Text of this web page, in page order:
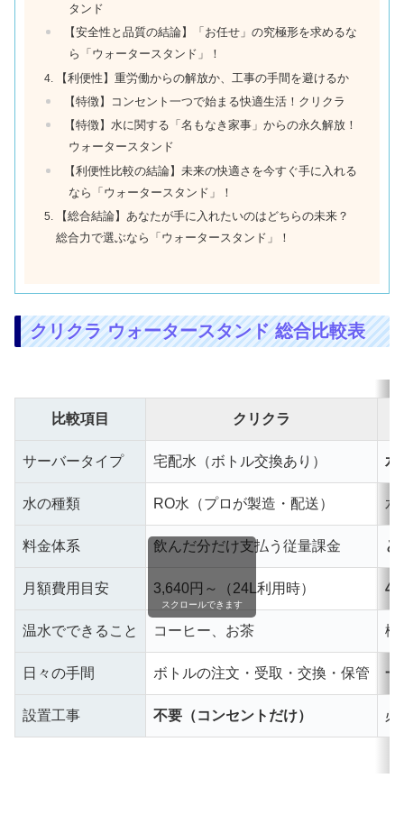
タンド
【安全性と品質の結論】「お任せ」の究極形を求めるな
ら「ウォータースタンド」！
【利便性】重労働からの解放か、工事の手間を避けるか
【特徴】コンセント一つで始まる快適生活！クリクラ
【特徴】水に関する「名もなき家事」からの永久解放！
ウォータースタンド
【利便性比較の結論】未来の快適さを今すぐ手に入れる
なら「ウォータースタンド」！
【総合結論】あなたが手に入れたいのはどちらの未来？
総合力で選ぶなら「ウォータースタンド」！
クリクラ ウォータースタンド 総合比較表
比較項目 クリクラ
サーバータイプ 宅配水（ボトル交換あり） 水
水の種類 RO水（プロが製造・配送） 水
料金体系 飲んだ分だけ支払う従量課金 ど
月額費用目安 3,640円～（24L利用時）
温水でできること コーヒー、お茶 機
日々の手間 ボトルの注文・受取・交換・保管 一
設置工事 不要（コンセントだけ） 必
スクロールできます